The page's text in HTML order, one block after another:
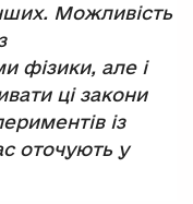
Можливість
фізики, але і
ці закони
із
оточують у